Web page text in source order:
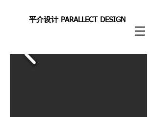
平介设计 PARALLECT DESIGN